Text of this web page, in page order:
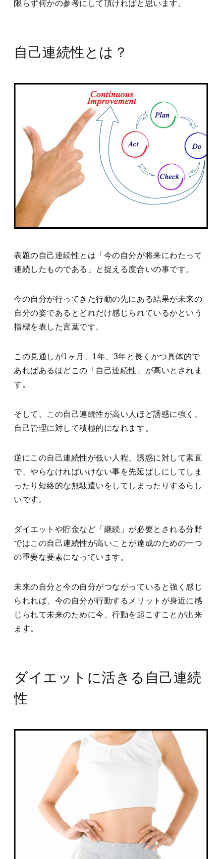
限らず何かの参考にして頂ければと思います。
自己連続性とは？
表題の自己連続性とは「今の自分が将来にわたって
連続したものである」と捉える度合いの事です。
今の自分が行ってきた行動の先にある結果が未来の
自分の姿であるとどれだけ感じられているかという
指標を表した言葉です。
この見通しが1ヶ月、1年、3年と長くかつ具体的で
あればあるほどこの「自己連続性」が高いとされま
す。
そして、この自己連続性が高い人ほど誘惑に強く、
自己管理に対して積極的になれます。
逆にこの自己連続性が低い人程、誘惑に対して素直
で、やらなければいけない事を先延ばしにしてしま
ったり短絡的な無駄遣いをしてしまったりするらし
いです。
ダイエットや貯金など「継続」が必要とされる分野
ではこの自己連続性が高いことが達成のための一つ
の重要な要素になっています。
未来の自分と今の自分がつながっていると強く感じ
られれば、今の自分が行動するメリットが身近に感
じられて未来のために今、行動を起こすことが出来
ます。
ダイエットに活きる自己連続
性